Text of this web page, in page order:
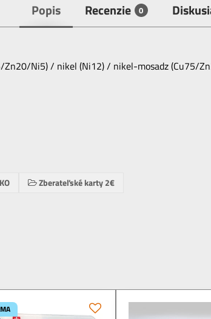
Popis Recenzie 0
Ni5) / nikel (Ni12) / nikel-mosadz (Cu75/
Zberateľské karty 2€